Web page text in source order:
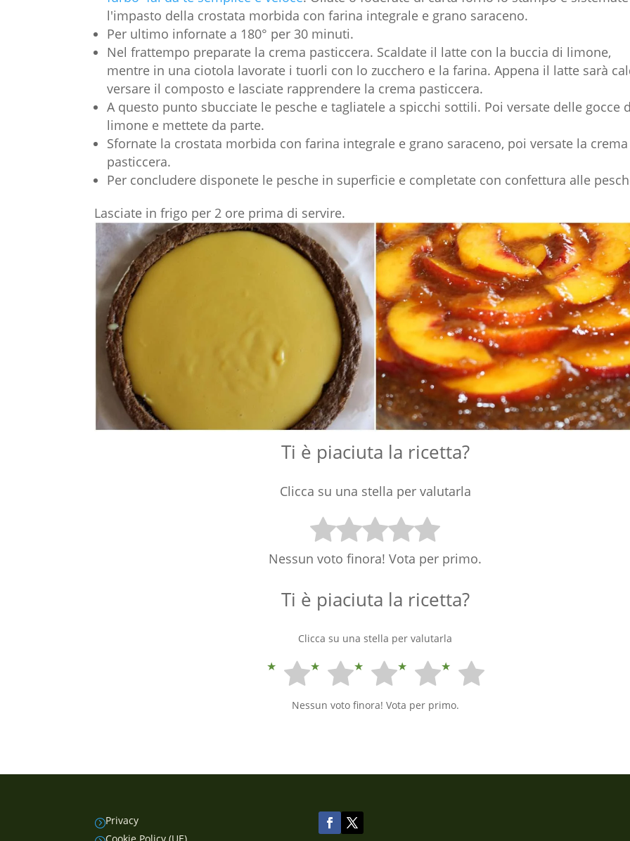
l'impasto della crostata morbida con farina integrale e grano saraceno.
Per ultimo infornate a 180° per 30 minuti.
Nel frattempo preparate la crema pasticcera. Scaldate il latte con la buccia di limone,
mentre in una ciotola lavorate i tuorli con lo zucchero e la farina. Appena il latte sarà
versare il composto e lasciate rapprendere la crema pasticcera.
A questo punto sbucciate le pesche e tagliatele a spicchi sottili. Poi versate delle gocce
limone e mettete da parte.
Sfornate la crostata morbida con farina integrale e grano saraceno, poi versate la crema
pasticcera.
Per concludere disponete le pesche in superficie e completate con confettura alle
Lasciate in frigo per 2 ore prima di servire.
Ti è piaciuta la ricetta?
Clicca su una stella per valutarla
Nessun voto finora! Vota per primo.
Ti è piaciuta la ricetta?
Clicca su una stella per valutarla
Nessun voto finora! Vota per primo.
=Privacy